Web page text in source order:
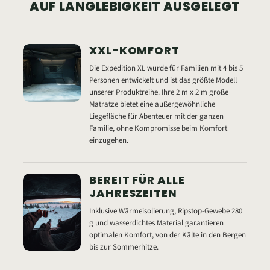
AUF LANGLEBIGKEIT AUSGELEGT
XXL-KOMFORT
Die Expedition XL wurde für Familien mit 4 bis 5
Personen entwickelt und ist das größte Modell
unserer Produktreihe. Ihre 2 m x 2 m große
Matratze bietet eine außergewöhnliche
Liegefläche für Abenteuer mit der ganzen
Familie, ohne Kompromisse beim Komfort
einzugehen.
BEREIT FÜR ALLE
JAHRESZEITEN
Inklusive Wärmeisolierung, Ripstop-Gewebe 280
g und wasserdichtes Material garantieren
optimalen Komfort, von der Kälte in den Bergen
bis zur Sommerhitze.